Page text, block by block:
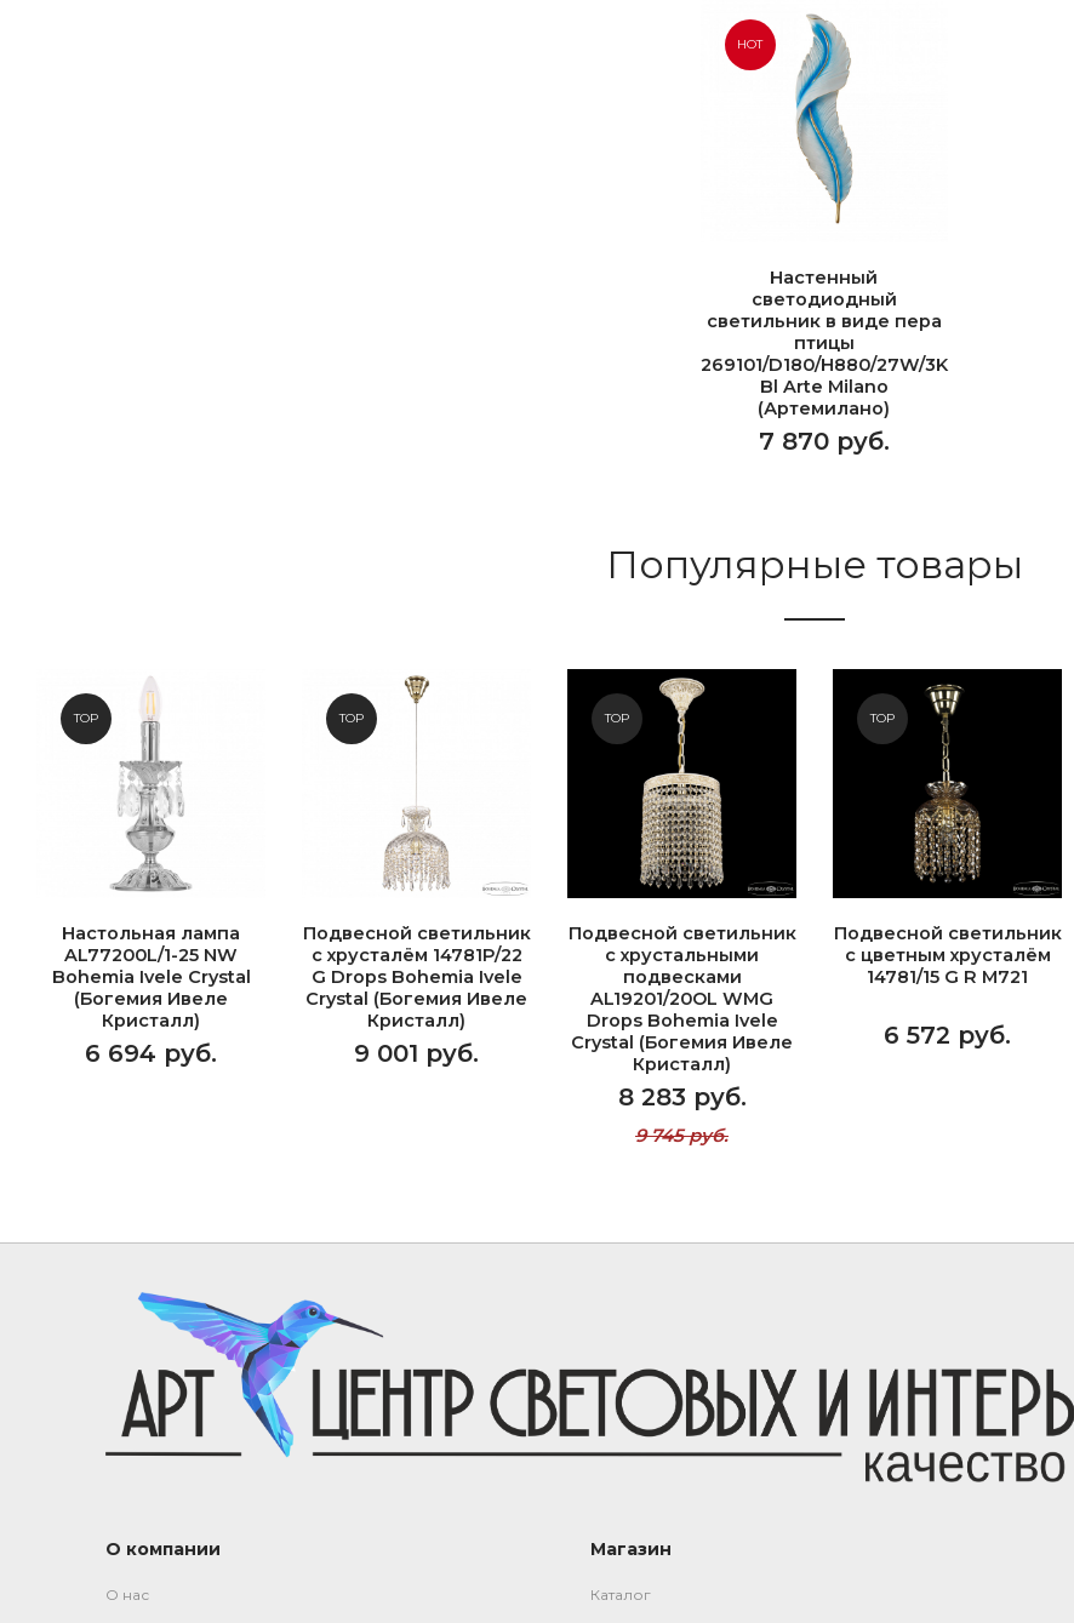
HOT
Настенный
светодиодный
светильник в виде пера
птицы
269101/D180/H880/27W/3K
Bl Arte Milano
(Артемилано)
7 870 руб.
Популярные товары
TOP
Настольная лампа
AL77200L/1-25 NW
Bohemia Ivele Crystal
(Богемия Ивеле
Кристалл)
6 694 руб.
TOP
Подвесной светильник
с хрусталём 14781P/22
G Drops Bohemia Ivele
Crystal (Богемия Ивеле
Кристалл)
9 001 руб.
TOP
Подвесной светильник
с хрустальными
подвесками
AL19201/20OL WMG
Drops Bohemia Ivele
Crystal (Богемия Ивеле
Кристалл)
8 283 руб.
9 745 руб.
TOP
Подвесной светильник
с цветным хрусталём
14781/15 G R M721
6 572 руб.
О компании
О нас
Магазин
Каталог